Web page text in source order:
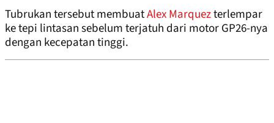
Tubrukan tersebut membuatAlex Marquezterlempar
ke tepi lintasan sebelum terjatuh dari motor GP26-nya
dengan kecepatan tinggi.